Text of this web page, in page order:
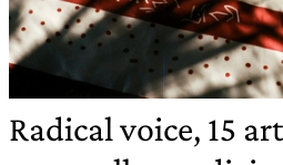
Radical voice, 15